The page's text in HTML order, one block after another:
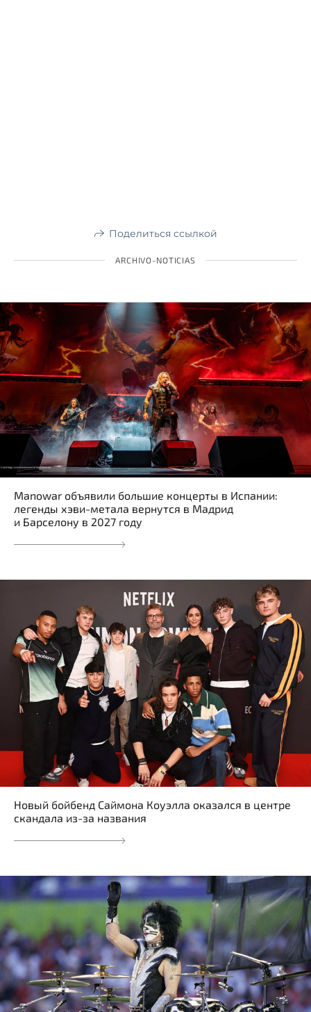
Поделиться ссылкой
ARCHIVO-NOTICIAS
Manowar объявили большие концерты в Испании:
легенды хэви-метала вернутся в Мадрид
и Барселону в 2027 году
Новый бойбенд Саймона Коуэлла оказался в центре
скандала из-за названия